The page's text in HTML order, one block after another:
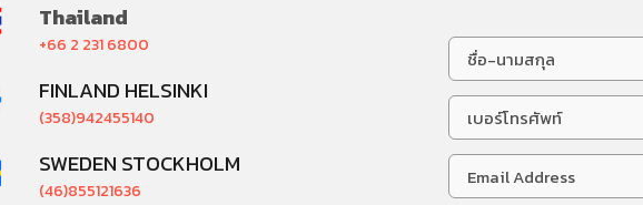
Thailand
+66 2 231 6800
FINLAND HELSINKI
(358)942455140
SWEDEN STOCKHOLM
(46)855121636